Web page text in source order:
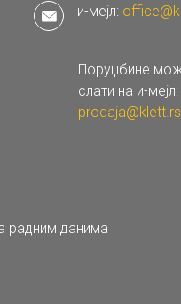
и-мејл:
Поруџбине
слати на и-мејл:
prodaja@klett.rs
радним данима